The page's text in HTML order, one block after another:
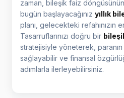
zaman, bileşik faiz
bugün başlayacağınız yıllık
planı, gelecekteki refahınızın
Tasarruflarınızı doğru bir
stratejisiyle yöneterek, paranın
sağlayabilir ve finansal
adımlarla ilerleyebilirsiniz.